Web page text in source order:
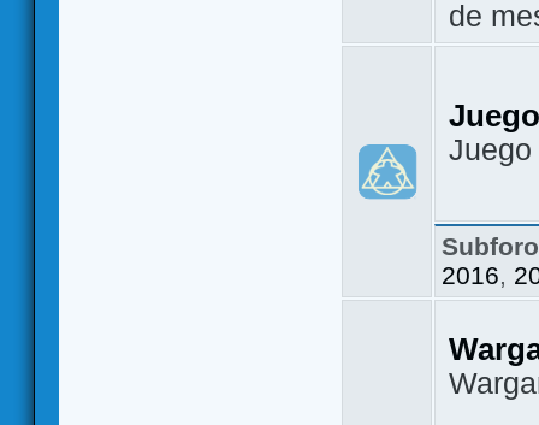
de
2016,